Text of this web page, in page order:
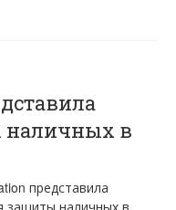
наличных в
представила
защиты наличных в